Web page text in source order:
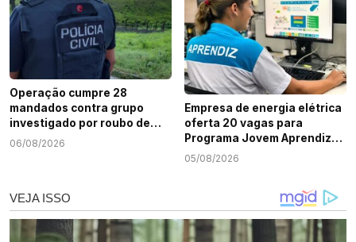
Operação cumpre 28
mandados contra grupo
investigado por roubo de
cargas e tráfico de drogas
06/08/2026
Empresa de energia elétrica
oferta 20 vagas para
Programa Jovem Aprendiz
em Sergipe
05/08/2026